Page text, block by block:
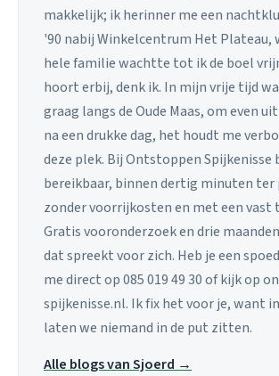
makkelijk; ik herinner me een
'90 nabij Winkelcentrum Het Plateau,
hele familie wachtte tot ik de boel
hoort erbij, denk ik. In mijn vrije tijd
graag langs de Oude Maas, om even
na een drukke dag, het houdt me
deze plek. Bij Ontstoppen Spijkenisse
bereikbaar, binnen dertig minuten ter
zonder voorrijkosten en met een vast
Gratis vooronderzoek en drie
dat spreekt voor zich. Heb je een
me direct op 085 019 49 30 of kijk op
spijkenisse.nl. Ik fix het voor je, want
laten we niemand in de put zitten.
Alle blogs van Sjoerd →